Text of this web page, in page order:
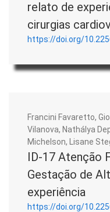
relato de
cirurgias
https://doi.org/
Francini Favaretto,
Vilanova, Nathálya
Michelson, Lisane
ID-17 Atenção
Gestação de
experiência
https://doi.org/